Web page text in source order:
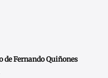
de Fernando Quiñones